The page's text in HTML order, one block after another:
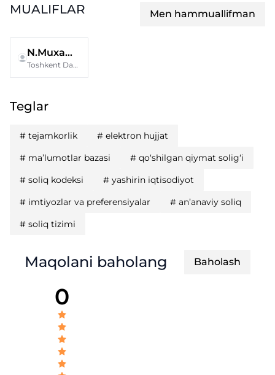
MUALIFLAR Men hammuallifman
N.Muxammadov
Toshkent Davlat iqtisodiyot universiteti
Teglar
# tejamkorlik # elektron hujjat
# ma’lumotlar bazasi # qo‘shilgan qiymat solig‘i
# soliq kodeksi # yashirin iqtisodiyot
# imtiyozlar va preferensiyalar # an’anaviy soliq
# soliq tizimi
Maqolani baholang Baholash
0